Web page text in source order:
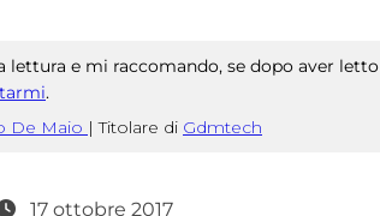
lettura e mi raccomando, se dopo aver
.
De Maio | Titolare di Gdmtech
17 ottobre 2017